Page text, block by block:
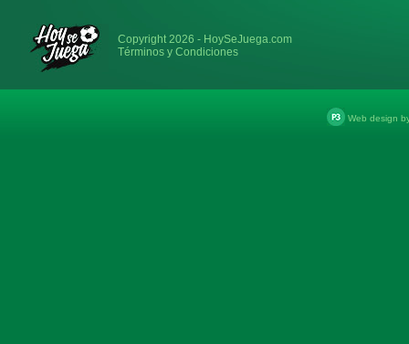
Copyright 2026 - HoySeJuega.com
Términos y Condiciones
Web design